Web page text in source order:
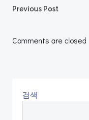
Post
Previous Post
Comments are closed
검색